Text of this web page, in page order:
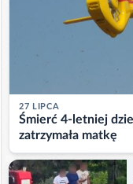
27 LIPCA
Śmierć 4-letniej
zatrzymała matkę